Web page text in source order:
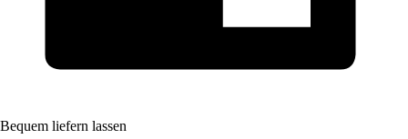
Bequem liefern lassen